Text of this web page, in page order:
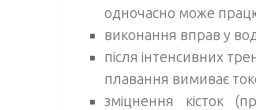
одночасно може
виконання вправ у
після інтенсивних
плавання вимиває
зміцнення кісток